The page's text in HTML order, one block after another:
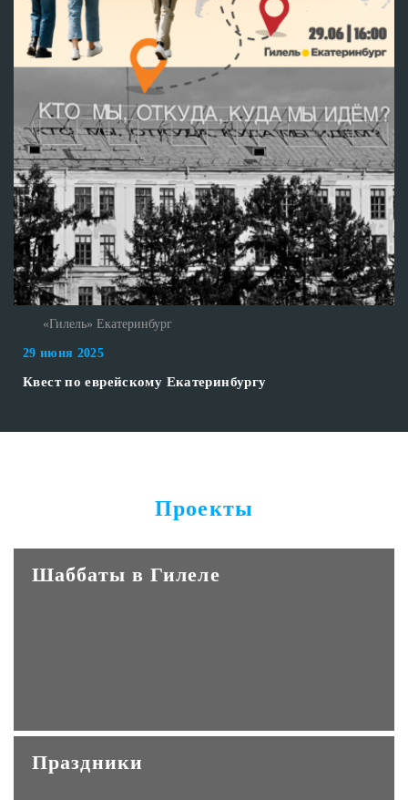
«Гилель» Екатеринбург
29 июня 2025
Квест по еврейскому Екатеринбургу
Проекты
Шаббаты в Гилеле
Праздники